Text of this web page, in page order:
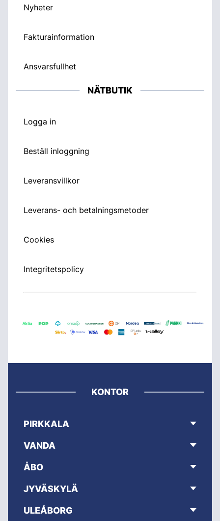
Nyheter
Fakturainformation
Ansvarsfullhet
NÄTBUTIK
Logga in
Beställ inloggning
Leveransvillkor
Leverans- och betalningsmetoder
Cookies
Integritetspolicy
KONTOR
PIRKKALA
VANDA
ÅBO
JYVÄSKYLÄ
ULEÅBORG